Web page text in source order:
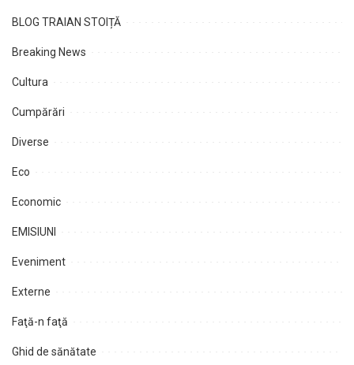
BLOG TRAIAN STOIȚĂ
Breaking News
Cultura
Cumpărări
Diverse
Eco
Economic
EMISIUNI
Eveniment
Externe
Faţă-n faţă
Ghid de sănătate